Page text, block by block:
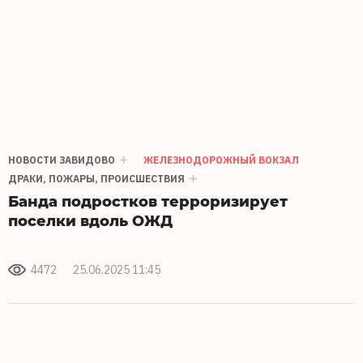
НОВОСТИ ЗАВИДОВО
ЖЕЛЕЗНОДОРОЖНЫЙ ВОКЗАЛ
ДРАКИ, ПОЖАРЫ, ПРОИСШЕСТВИЯ
Банда подростков терроризирует
поселки вдоль ОЖД
4472 25.06.2025 11:45